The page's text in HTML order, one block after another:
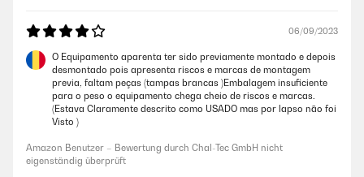
Amazon Benutzer – Bewertung durch Chal-Tec GmbH nicht
06/09/2023
O Equipamento aparenta ter sido previamente montado e depois
desmontado pois apresenta riscos e marcas de montagem
previa, faltam peças (tampas brancas )Embalagem insuficiente
para o peso o equipamento chega cheio de riscos e marcas.
(Estava Claramente descrito como USADO mas por lapso não foi
Visto )
Amazon Benutzer – Bewertung durch Chal-Tec GmbH nicht
eigenständig überprüft